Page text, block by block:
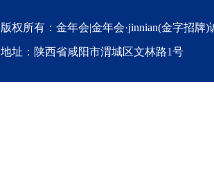
版权所有：金年会|金年会·jinnian(金字招牌)
地址：陕西省咸阳市渭城区文林路1号